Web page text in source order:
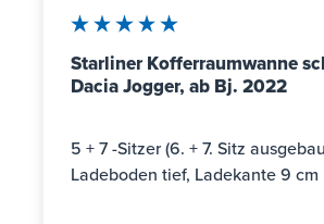
Durchschnittliche Bewertung von
Starliner Kofferraumwanne
Dacia Jogger, ab Bj. 2022
5 + 7 -Sitzer (6. + 7. Sitz
Ladeboden tief, Ladekante 9 cm